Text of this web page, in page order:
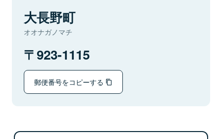
大長野町
オオナガノマチ
923-1115
郵便番号をコピーする